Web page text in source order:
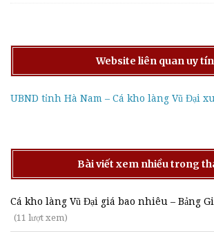
Website liên quan uy tín
UBND tỉnh Hà Nam – Cá kho làng Vũ Đại
Bài viết xem nhiều trong
Cá kho làng Vũ Đại giá bao nhiêu – Bảng
(11 lượt xem)